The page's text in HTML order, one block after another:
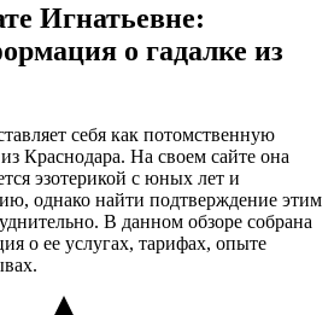
Игнатьевне:
о гадалке из
себя как потомственную
Краснодара. На своем сайте она
эзотерикой с юных лет и
однако найти подтверждение этим
В данном обзоре собрана
о ее услугах, тарифах, опыте